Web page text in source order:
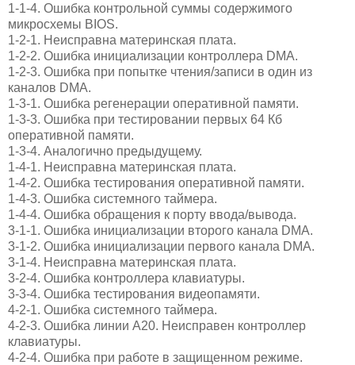
1-1-4. Ошибка контрольной суммы содержимого
микросхемы BIOS.
1-2-1. Неисправна материнская плата.
1-2-2. Ошибка инициализации контроллера DMA.
1-2-3. Ошибка при попытке чтения/записи в один из
каналов DMA.
1-3-1. Ошибка регенерации оперативной памяти.
1-3-3. Ошибка при тестировании первых 64 Кб
оперативной памяти.
1-3-4. Аналогично предыдущему.
1-4-1. Неисправна материнская плата.
1-4-2. Ошибка тестирования оперативной памяти.
1-4-3. Ошибка системного таймера.
1-4-4. Ошибка обращения к порту ввода/вывода.
3-1-1. Ошибка инициализации второго канала DMA.
3-1-2. Ошибка инициализации первого канала DMA.
3-1-4. Неисправна материнская плата.
3-2-4. Ошибка контроллера клавиатуры.
3-3-4. Ошибка тестирования видеопамяти.
4-2-1. Ошибка системного таймера.
4-2-3. Ошибка линии A20. Неисправен контроллер
клавиатуры.
4-2-4. Ошибка при работе в защищенном режиме.